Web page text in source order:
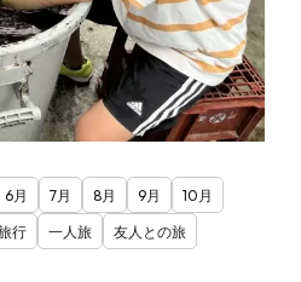
6月 7月 8月 9月
10月
行 一人旅
友人との旅